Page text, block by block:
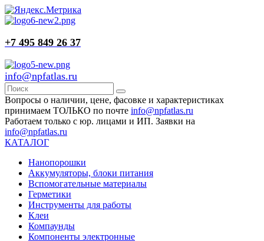
+7 495 849 26 37
info@npfatlas.ru
Вопросы о наличии, цене, фасовке и характеристиках
принимаем ТОЛЬКО по почте info@npfatlas.ru
Работаем только с юр. лицами и ИП. Заявки на
info@npfatlas.ru
КАТАЛОГ
Нанопорошки
Аккумуляторы, блоки питания
Вспомогательные материалы
Герметики
Инструменты для работы
Клеи
Компаунды
Компоненты электронные